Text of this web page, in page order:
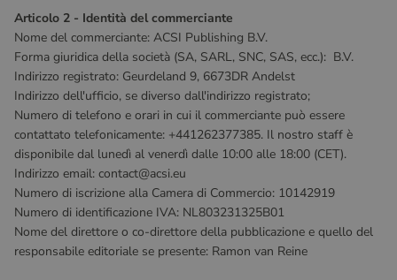
Articolo 2 - Identità del commerciante
Nome del commerciante: ACSI Publishing B.V.
Forma giuridica della società (SA, SARL, SNC, SAS, ecc.): B.V.
Indirizzo registrato: Geurdeland 9, 6673DR Andelst
Indirizzo dell'ufficio, se diverso dall'indirizzo registrato;
Numero di telefono e orari in cui il commerciante può essere
contattato telefonicamente: +441262377385. Il nostro staff è
disponibile dal lunedì al venerdì dalle 10:00 alle 18:00 (CET).
Indirizzo email: contact@acsi.eu
Numero di iscrizione alla Camera di Commercio: 10142919
Numero di identificazione IVA: NL803231325B01
Nome del direttore o co-direttore della pubblicazione e quello del
responsabile editoriale se presente: Ramon van Reine